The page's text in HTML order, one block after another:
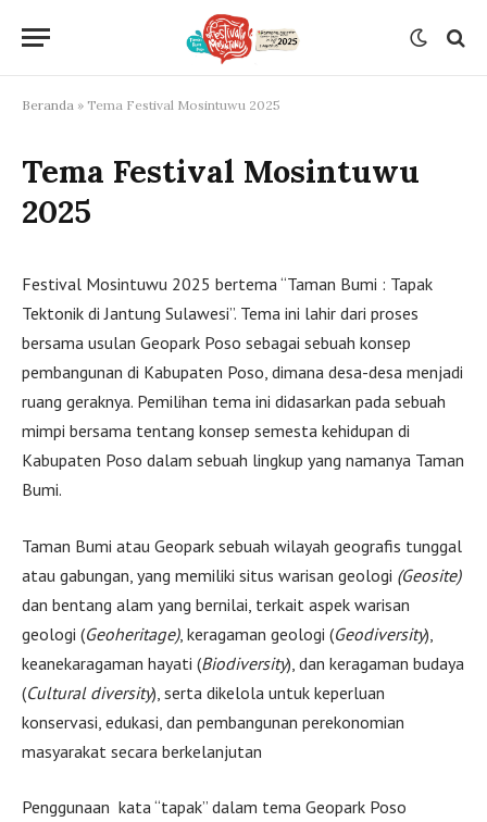
Beranda » Tema Festival Mosintuwu 2025
Tema Festival Mosintuwu
2025
Festival Mosintuwu 2025 bertema “Taman Bumi : Tapak
Tektonik di Jantung Sulawesi”. Tema ini lahir dari proses
bersama usulan Geopark Poso sebagai sebuah konsep
pembangunan di Kabupaten Poso, dimana desa-desa menjadi
ruang geraknya. Pemilihan tema ini didasarkan pada sebuah
mimpi bersama tentang konsep semesta kehidupan di
Kabupaten Poso dalam sebuah lingkup yang namanya Taman
Bumi.
Taman Bumi atau Geopark sebuah wilayah geografis tunggal
atau gabungan, yang memiliki situs warisan geologi (Geosite)
dan bentang alam yang bernilai, terkait aspek warisan
geologi (Geoheritage), keragaman geologi (Geodiversity),
keanekaragaman hayati (Biodiversity), dan keragaman budaya
(Cultural diversity), serta dikelola untuk keperluan
konservasi, edukasi, dan pembangunan perekonomian
masyarakat secara berkelanjutan
Penggunaan kata “tapak” dalam tema Geopark Poso